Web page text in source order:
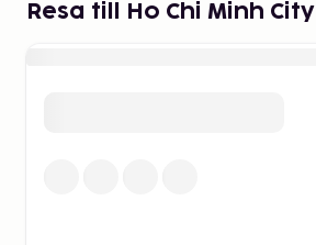
Resa till Ho Chi Minh City